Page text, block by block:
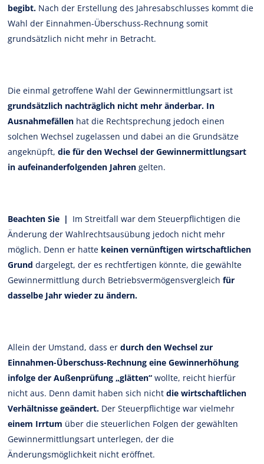
begibt. Nach der Erstellung des Jahresabschlusses kommt die
Wahl der Einnahmen-Überschuss-Rechnung somit
grundsätzlich nicht mehr in Betracht.
Die einmal getroffene Wahl der Gewinnermittlungsart ist
grundsätzlich nachträglich nicht mehr änderbar. In
Ausnahmefällen hat die Rechtsprechung jedoch einen
solchen Wechsel zugelassen und dabei an die Grundsätze
angeknüpft,die für den Wechsel der Gewinnermittlungsart
in aufeinanderfolgenden Jahren gelten.
Beachten Sie | Im Streitfall war dem Steuerpflichtigen die
Änderung der Wahlrechtsausübung jedoch nicht mehr
möglich. Denn er hatte keinen vernünftigen wirtschaftlichen
Grunddargelegt, der es rechtfertigen könnte, die gewählte
Gewinnermittlung durch Betriebsvermögensvergleichfür
dasselbe Jahr wieder zu ändern.
Allein der Umstand, dass erdurch den Wechsel zur
Einnahmen-Überschuss-Rechnung eine Gewinnerhöhung
infolge der Außenprüfung „glätten“ wollte, reicht hierfür
nicht aus. Denn damit haben sich nichtdie wirtschaftlichen
Verhältnisse geändert. Der Steuerpflichtige war vielmehr
einem Irrtum über die steuerlichen Folgen der gewählten
Gewinnermittlungsart unterlegen, der die
Änderungsmöglichkeit nicht eröffnet.